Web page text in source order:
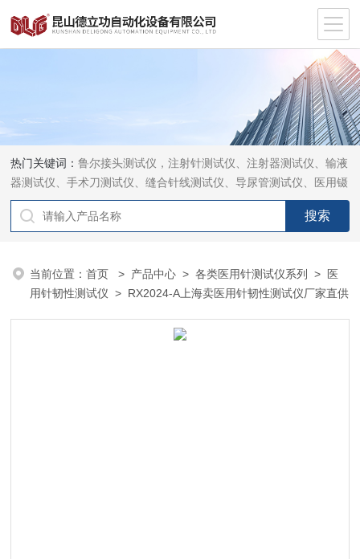
热门关键词：鲁尔接头测试仪，注射针测试仪、注射器测试仪、输液
器测试仪、手术刀测试仪、缝合针线测试仪、导尿管测试仪、医用镊
钳测试仪、导引管导丝测试仪、针灸针测试仪、留置针测试仪
当前位置：首页 > 产品中心 >各类医用针测试仪系列 > 医
用针韧性测试仪 > RX2024-A上海卖医用针韧性测试仪厂家直供